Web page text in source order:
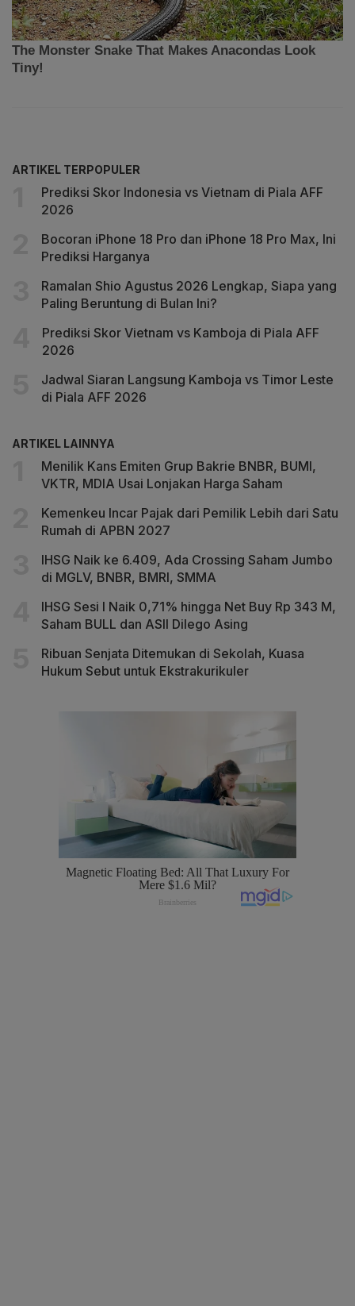
ARTIKEL TERPOPULER
Prediksi Skor Indonesia vs Vietnam di Piala AFF
2026
Bocoran iPhone 18 Pro dan iPhone 18 Pro Max, Ini
Prediksi Harganya
Ramalan Shio Agustus 2026 Lengkap, Siapa yang
Paling Beruntung di Bulan Ini?
Prediksi Skor Vietnam vs Kamboja di Piala AFF
2026
Jadwal Siaran Langsung Kamboja vs Timor Leste
di Piala AFF 2026
ARTIKEL LAINNYA
Menilik Kans Emiten Grup Bakrie BNBR, BUMI,
VKTR, MDIA Usai Lonjakan Harga Saham
Kemenkeu Incar Pajak dari Pemilik Lebih dari Satu
Rumah di APBN 2027
IHSG Naik ke 6.409, Ada Crossing Saham Jumbo
di MGLV, BNBR, BMRI, SMMA
IHSG Sesi I Naik 0,71% hingga Net Buy Rp 343 M,
Saham BULL dan ASII Dilego Asing
Ribuan Senjata Ditemukan di Sekolah, Kuasa
Hukum Sebut untuk Ekstrakurikuler